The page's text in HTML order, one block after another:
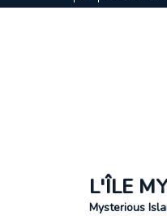
L'ÎLE
Mysterious